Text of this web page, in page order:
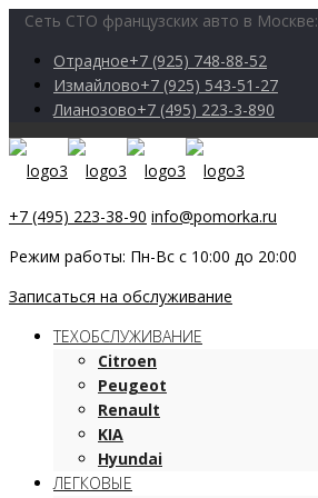
Сеть СТО французских авто в Москве:
Отрадное+7 (925) 748-88-52
Измайлово+7 (925) 543-51-27
Лианозово+7 (495) 223-3-890
+7 (495) 223-38-90 info@pomorka.ru
Режим работы: Пн-Вс с 10:00 до 20:00
Записаться на обслуживание
ТЕХОБСЛУЖИВАНИЕ
Citroen
Peugeot
Renault
KIA
Hyundai
ЛЕГКОВЫЕ